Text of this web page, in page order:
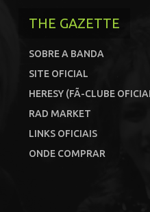
THE GAZETTE
SOBRE A BANDA
SITE OFICIAL
HERESY (FÃ-CLUBE
RAD MARKET
LINKS OFICIAIS
ONDE COMPRAR